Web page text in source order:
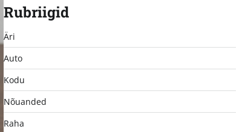
Rubriigid
Äri
Auto
Kodu
Nõuanded
Raha